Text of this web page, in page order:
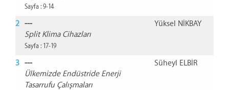
Sayfa : 9-14
2 ---
Split Klima Cihazları
Sayfa : 17-19
Yüksel NİKBAY
3 ---
Ülkemizde Endüstride Enerji
Tasarrufu Çalışmaları
Süheyl ELBİR